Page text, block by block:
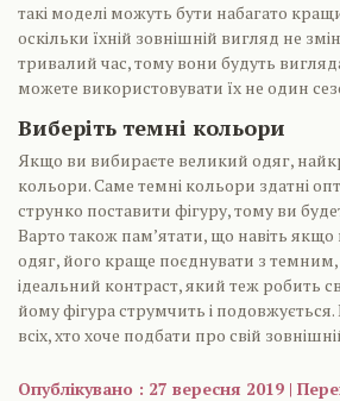
такі моделі можуть бути набагато
оскільки їхній зовнішній вигляд не
тривалий час, тому вони будуть
можете використовувати їх не один
Виберіть темні кольори
Якщо ви вибираєте великий одяг,
кольори. Саме темні кольори здатні
струнко поставити фігуру, тому ви
Варто також пам’ятати, що навіть якщо
одяг, його краще поєднувати з
ідеальний контраст, який теж робить
йому фігура струмчить і
всіх, хто хоче подбати про свій
Опублікувано : 27 вересня 2019 |